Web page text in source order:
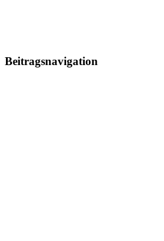
Beitragsnavigation